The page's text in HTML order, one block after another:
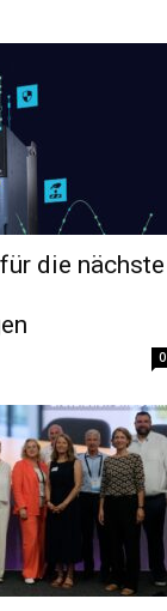
die nächste
0